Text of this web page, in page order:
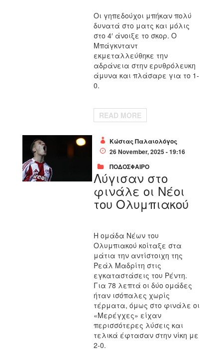
Οι γηπεδούχοι μπήκαν πολύ
δυνατά στο ματς και μόλις
στο 4′ άνοιξε το σκορ. Ο
Μπάγκνταντ
εκμεταλλεύθηκε την
αδράνεια στην ερυθρόλευκη
άμυνα και πλάσαρε για το 1-
0.
READ MORE
Κώστας Παλαιολόγος
26 November, 2025 - 19:16
ΠΟΔΟΣΦΑΙΡΟ
Λύγισαν στο
φινάλε οι Νέοι
του Ολυμπιακού
Η ομάδα Νέων του
Ολυμπιακού κοίταξε στα
μάτια την αντίστοιχη της
Ρεάλ Μαδρίτη στις
εγκαταστάσεις του Ρέντη.
Για 78 λεπτά οι δύο ομάδες
ήταν ισόπαλες χωρίς
τέρματα, όμως στο φινάλε οι
«Μερέγχες» είχαν
περισσότερες λύσεις και
τελικά έφτασαν στην νίκη με
2-0.